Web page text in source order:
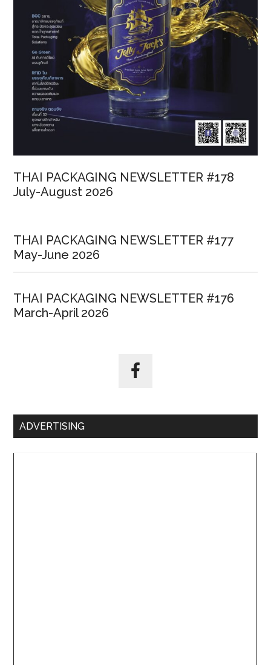
THAI PACKAGING NEWSLETTER #178
July-August 2026
THAI PACKAGING NEWSLETTER #177
May-June 2026
THAI PACKAGING NEWSLETTER #176
March-April 2026
ADVERTISING